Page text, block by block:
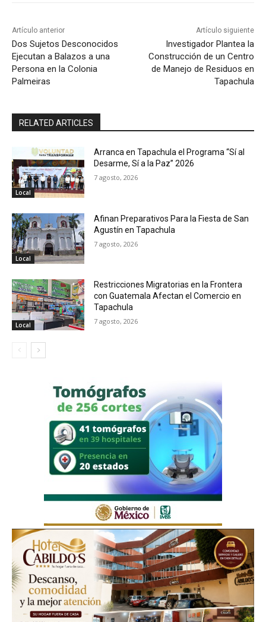
Artículo anterior
Dos Sujetos Desconocidos
Ejecutan a Balazos a una
Persona en la Colonia
Palmeiras
Artículo siguiente
Investigador Plantea la
Construcción de un Centro
de Manejo de Residuos en
Tapachula
RELATED ARTICLES
Local
Arranca en Tapachula el Programa “Sí al
Desarme, Sí a la Paz” 2026
7 agosto, 2026
Local
Afinan Preparativos Para la Fiesta de San
Agustín en Tapachula
7 agosto, 2026
Local
Restricciones Migratorias en la Frontera
con Guatemala Afectan el Comercio en
Tapachula
7 agosto, 2026